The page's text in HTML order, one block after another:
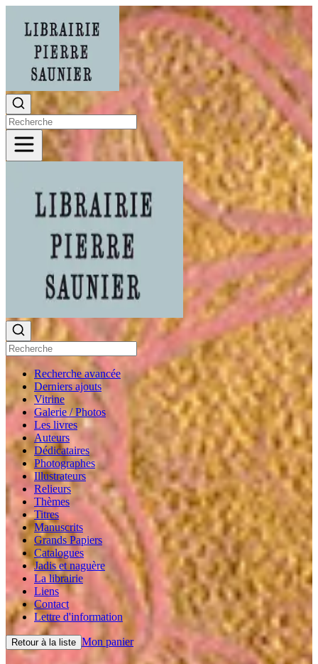
Recherche avancée
Derniers ajouts
Vitrine
Galerie / Photos
Les livres
Auteurs
Dédicataires
Photographes
Illustrateurs
Relieurs
Thèmes
Titres
Manuscrits
Grands Papiers
Catalogues
Jadis et naguère
La librairie
Liens
Contact
Lettre d'information
Retour à la liste Mon panier